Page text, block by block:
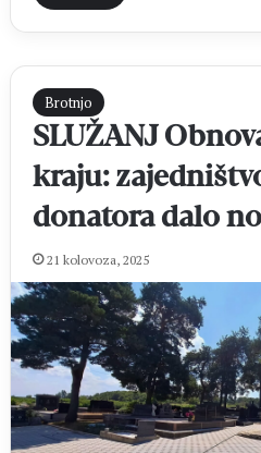
Brotnjo
SLUŽANJ
kraju:
donatora dalo
21 kolovoza, 2025